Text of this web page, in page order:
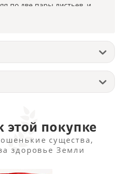
по две пары листьев, и
оно повторится вновь.
их, хорошо
При попадании влаги на
раствориться. Посевы
постоянной
Посевам необходимо
освещенность не менее 16
этой покупке
существа,
здоровье Земли